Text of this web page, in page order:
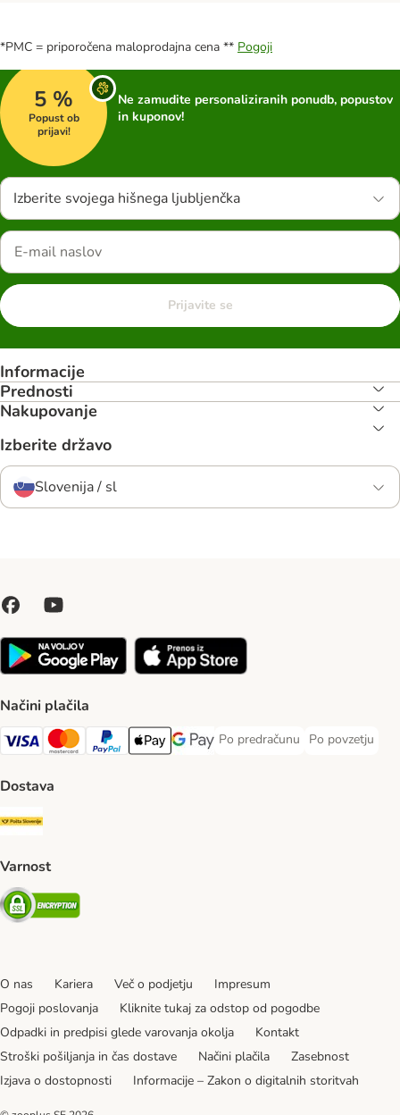
*PMC = priporočena maloprodajna cena ** Pogoji
5 %
Popust ob
prijavi!
Ne zamudite personaliziranih ponudb, popustov
in kuponov!
Izberite svojega hišnega ljubljenčka
Prijavite se
Informacije
Prednosti
Nakupovanje
Izberite državo
Slovenija / sl
Načini plačila
Visa Payment Method
MasterCard Payment Method
PayPal Payment Method
Apple Pay Payment Method
Google pay Payment Method
Po predračunu
Po predračunu Payment Method
Po povzetju
Po povzetju
Dostava
Pošta Slovenije Shipping Method
Varnost
Security
O nas Kariera Več o podjetju
Impresum
Pogoji poslovanja
Kliknite tukaj za odstop od pogodbe
Odpadki in predpisi glede varovanja okolja
Kontakt
Stroški pošiljanja in čas dostave
Načini plačila
Zasebnost
Izjava o dostopnosti
Informacije – Zakon o digitalnih storitvah